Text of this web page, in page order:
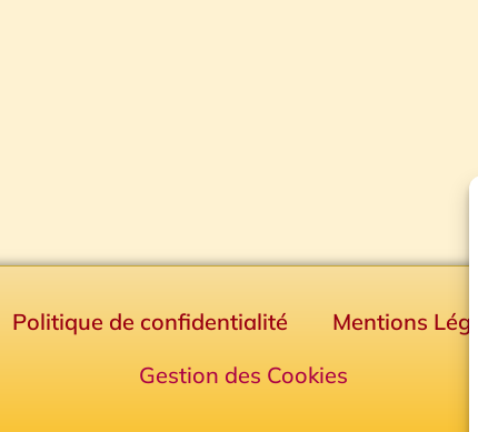
Politique de confidentialité Mentions
Gestion des Cookies